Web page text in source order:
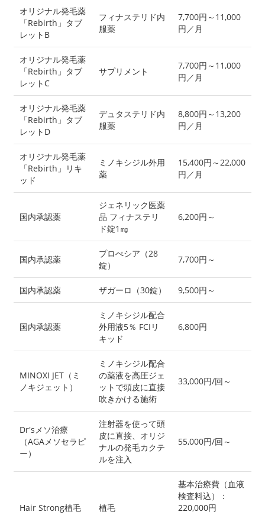
オリジナル発毛薬
「Rebirth」タブ
レットB
フィナステリド内
服薬
7,700円～11,000
円／月
オリジナル発毛薬
「Rebirth」タブ
レットC
サプリメント
7,700円～11,000
円／月
オリジナル発毛薬
「Rebirth」タブ
レットD
デュタステリド内
服薬
8,800円～13,200
円／月
オリジナル発毛薬
「Rebirth」リキ
ッド
ミノキシジル外用
薬
15,400円～22,000
円／月
国内承認薬
ジェネリック医薬
品 フィナステリ
ド錠1㎎
6,200円～
国内承認薬
プロぺシア（28
錠）
7,700円～
国内承認薬 ザガーロ（30錠） 9,500円～
国内承認薬
ミノキシジル配合
外用液5％ FCIリ
キッド
6,800円
MINOXI JET（ミ
ノキジェット）
ミノキシジル配合
の薬液を高圧ジェ
ットで頭皮に直接
吹きかける施術
33,000円/回～
Dr'sメソ治療
（AGAメソセラピ
ー）
注射器を使って頭
皮に直接、オリジ
ナルの発毛カクテ
ルを注入
55,000円/回～
Hair Strong植毛 植毛
基本治療費（血液
検査料込）：
220,000円